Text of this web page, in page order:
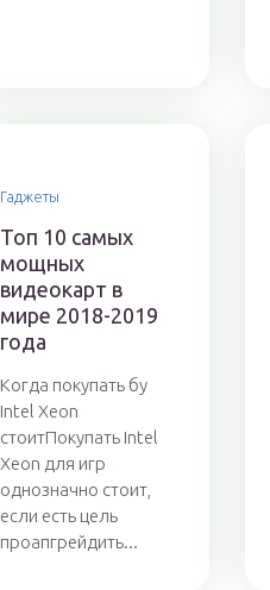
Гаджеты
Топ 10 самых
мощных
видеокарт в
мире 2018-2019
года
Когда покупать бу
Intel Xeon
стоитПокупать Intel
Xeon для игр
однозначно стоит,
если есть цель
проапгрейдить...